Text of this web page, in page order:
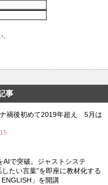
事
禍後初めて2019年超え 5月は
AIで突破。ジャストシステ
したい言葉”を即座に教材化する
ENGLISH」を開講